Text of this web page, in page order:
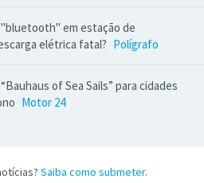
em estação de
elétrica fatal? Polígrafo
of Sea Sails” para cidades
Motor 24
Saiba como submeter.